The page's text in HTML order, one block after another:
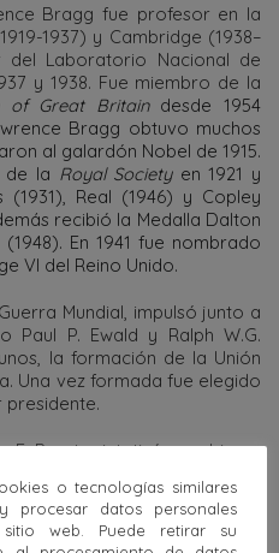
Bragg fue profesor en la
1937) y Cambridge (1938–
del Laboratorio Nacional de
y 1938. Fue miembro de la
of Great Britaindesde 1954
Bragg obtuvo muchos
al galardón Nobel de 1915.
de la Royal Societyen 1921 y
Real (1946) y Copley
recibió la Medalla Dalton
En 1941 fue nombrado
VI del Reino Unido.
Mundial, impulsó junto a
Paul P. Ewald y Ralph W.G.
la formación de la Unión
Una vez formada fue elegido
F. Perutz sintetizó muy bien a
la distinción única de haber
o tecnologías similares
procesar datos personales
web. Puede retirar su